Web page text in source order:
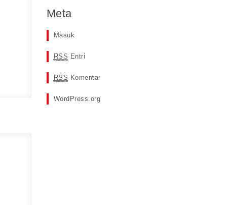
Meta
Masuk
RSS Entri
RSS Komentar
WordPress.org